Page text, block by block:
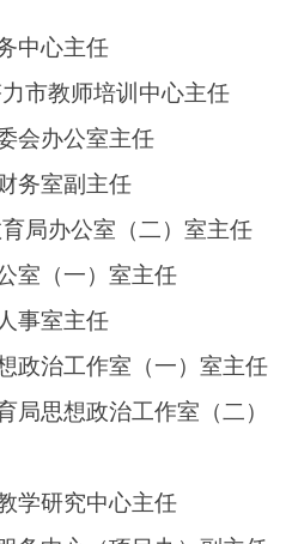
管理中心主任
室干部
室干部
干部
府督学（67名）
中学校长
什镇高级中学副校长
才学校副校长
克镇中学校长
什镇依克萨克中学校